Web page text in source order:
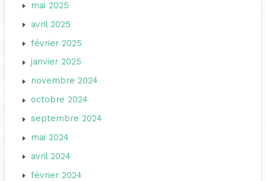
mai 2025
avril 2025
février 2025
janvier 2025
novembre 2024
octobre 2024
septembre 2024
mai 2024
avril 2024
février 2024